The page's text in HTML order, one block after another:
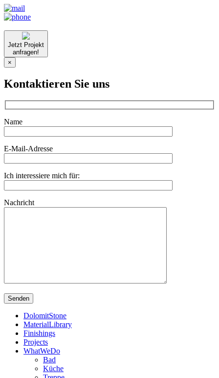
Jetzt Projekt
anfragen!
×
Kontaktieren Sie uns
Name
E-Mail-Adresse
Ich interessiere mich für:
Nachricht
DolomitStone
MaterialLibrary
Finishings
Projects
WhatWeDo
Bad
Küche